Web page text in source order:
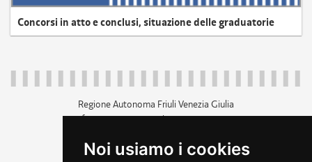
Noi usiamo i cookies
Concorsi in atto e conclusi, situazione delle graduatorie
Regione Autonoma Friuli Venezia Giulia
c.f. 80014930327; p.iva 00526040324
+39 040 3771111